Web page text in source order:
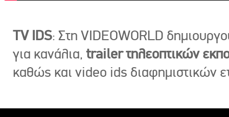
TV IDS: Στη VIDEOWORLD
για κανάλια, trailer τηλεοπτικών
καθώς και video ids διαφημιστικών